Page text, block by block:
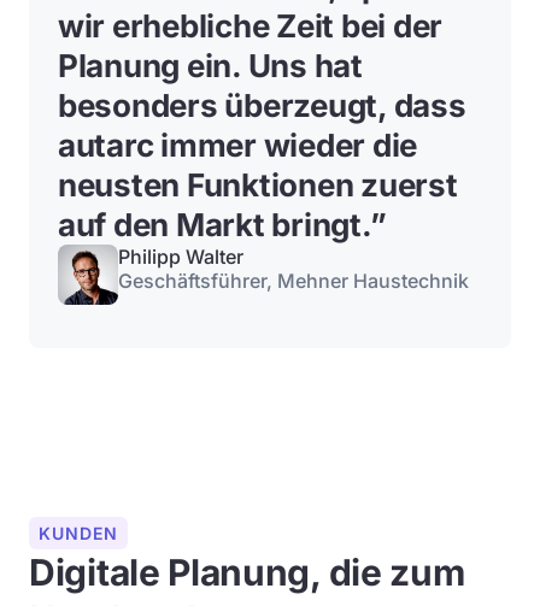
wir erhebliche Zeit bei der
Planung ein. Uns hat
besonders überzeugt, dass
autarc immer wieder die
neusten Funktionen zuerst
auf den Markt bringt.”
Philipp Walter
Geschäftsführer, Mehner Haustechnik
KUNDEN
Digitale Planung, die zum